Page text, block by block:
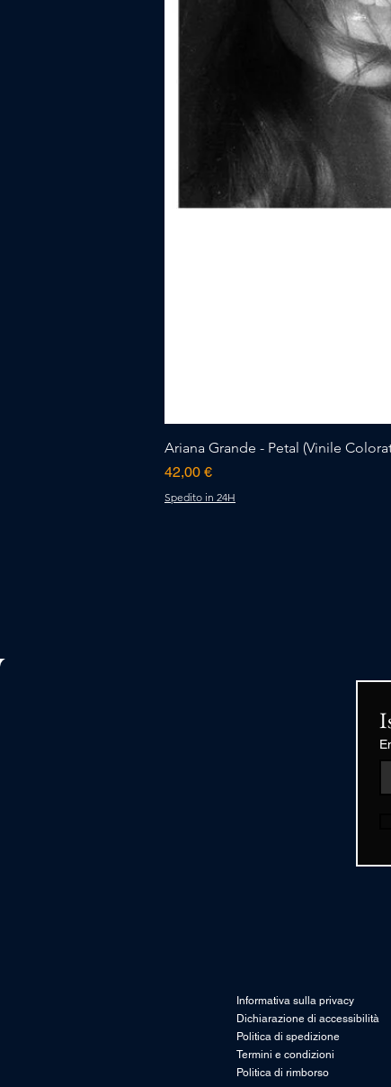
Ariana Grande - Petal (Vinile
Prezzo
42,00 €
Spedito in 24H
Informativa sulla privacy
Dichiarazione di accessibilità
Politica di spedizione
Termini e condizioni
Politica di rimborso